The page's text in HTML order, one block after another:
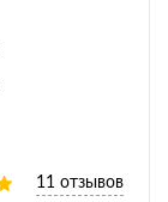
11 отзывов